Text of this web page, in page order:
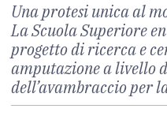
Una protesi unica al
La Scuola Superiore
progetto di ricerca e
amputazione a livello
dell’avambraccio per